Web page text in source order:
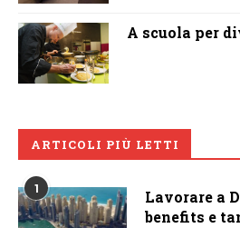
A scuola per
ARTICOLI PIÙ LETTI
1
Lavorare a
benefits e